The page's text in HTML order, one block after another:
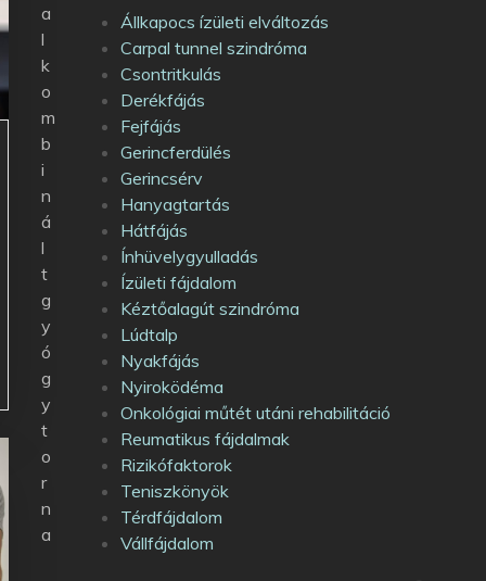
Állkapocs ízületi elváltozás
Carpal tunnel szindróma
Csontritkulás
Derékfájás
Fejfájás
Gerincferdülés
Gerincsérv
Hanyagtartás
Hátfájás
Ínhüvelygyulladás
Ízületi fájdalom
Kéztőalagút szindróma
Lúdtalp
Nyakfájás
Nyiroködéma
Onkológiai műtét utáni rehabilitáció
Reumatikus fájdalmak
Rizikófaktorok
Teniszkönyök
Térdfájdalom
Vállfájdalom
a
l
k
o
m
b
i
n
á
l
t
g
y
ó
g
y
t
o
r
n
a